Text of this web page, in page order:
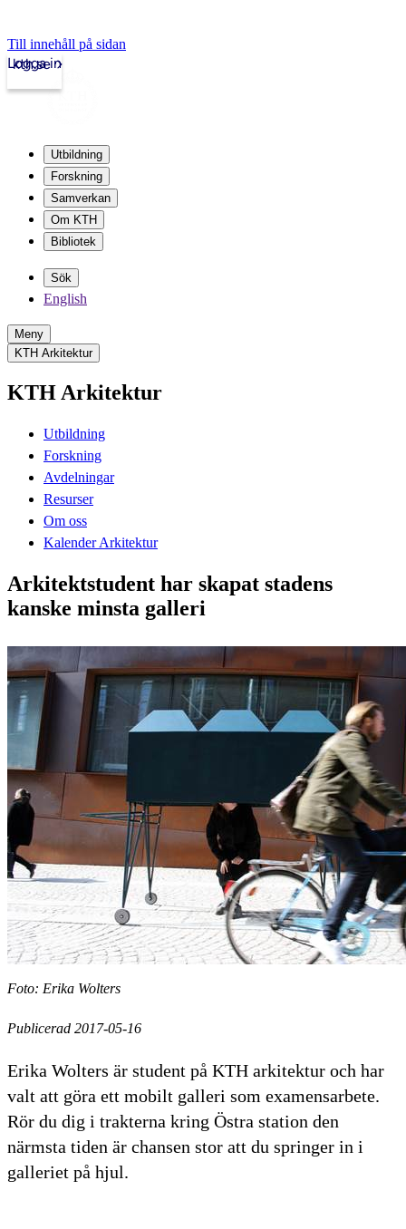
Till innehåll på sidan
kth.se
Logga in
Utbildning
Forskning
Samverkan
Om KTH
Bibliotek
Sök
English
Meny
KTH Arkitektur
KTH Arkitektur
Utbildning
Forskning
Avdelningar
Resurser
Om oss
Kalender Arkitektur
Arkitektstudent har skapat stadens
kanske minsta galleri
Foto: Erika Wolters
Publicerad 2017-05-16
Erika Wolters är student på KTH arkitektur och har
valt att göra ett mobilt galleri som examensarbete.
Rör du dig i trakterna kring Östra station den
närmsta tiden är chansen stor att du springer in i
galleriet på hjul.